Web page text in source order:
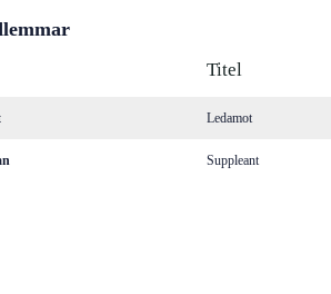
Titel
Ledamot
Suppleant